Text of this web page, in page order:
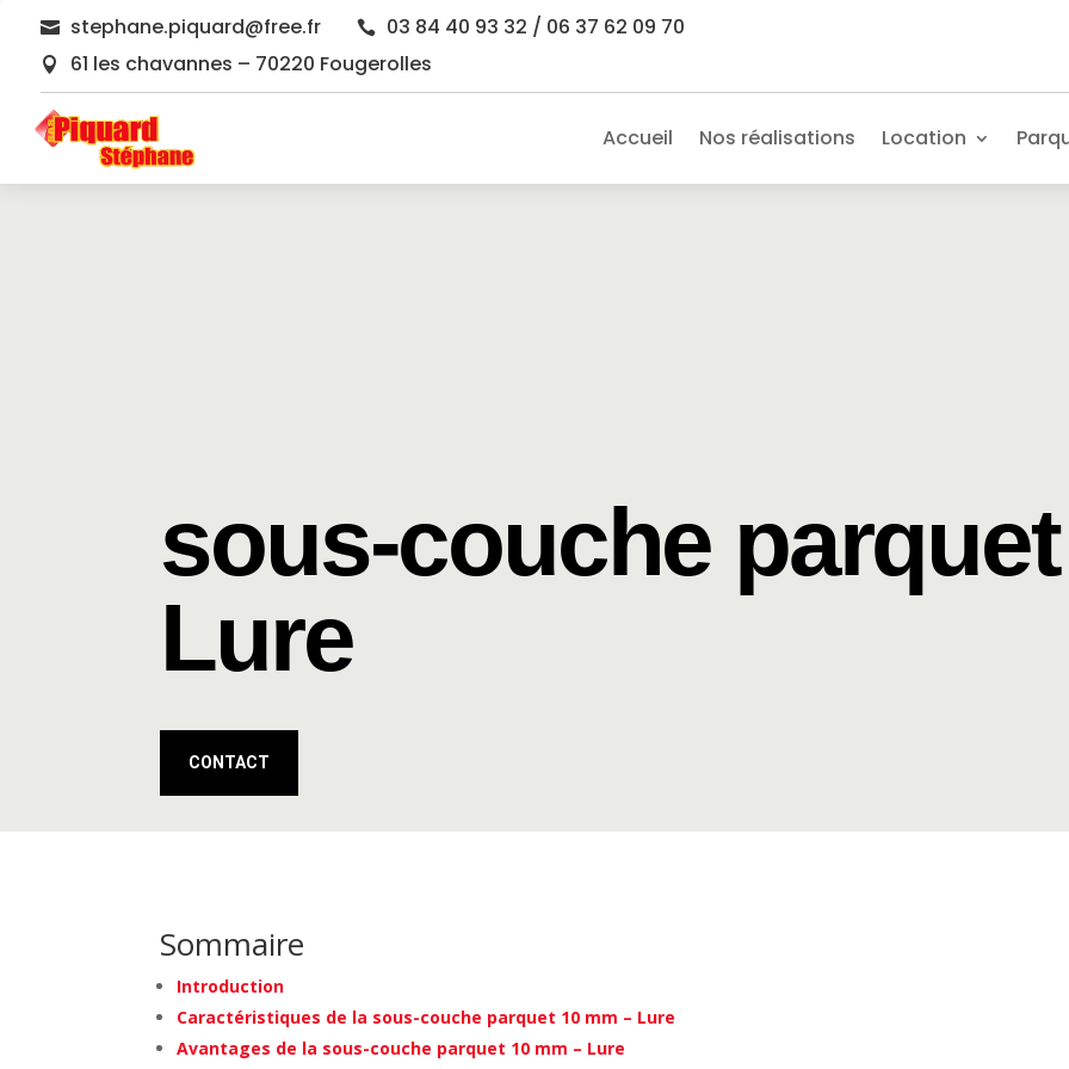
 stephane.piquard@free.fr  03 84 40 93 32 / 06 37 62 09 70
 61 les chavannes – 70220 Fougerolles
Accueil Nos réalisations Location
sous-couche
Lure
CONTACT
Sommaire
Introduction
Caractéristiques de la sous-couche parquet 10 mm – Lure
Avantages de la sous-couche parquet 10 mm – Lure